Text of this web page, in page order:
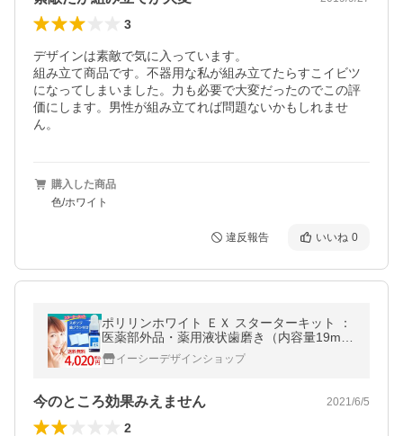
3
デザインは素敵で気に入っています。
組み立て商品です。不器用な私が組み立てたらすこイビツ
になってしまいました。力も必要で大変だったのでこの評
価にします。男性が組み立てれば問題ないかもしれませ
ん。
購入した商品
色/ホワイト
違反報告 いいね 0
ポリリンホワイト ＥＸ スターターキット ：
医薬部外品・薬用液状歯磨き（内容量19m
L） 特殊表面加工スポンジ歯ブラシ：20個入
※約１ヶ月分
イーシーデザインショップ
今のところ効果みえません 2021/6/5
2